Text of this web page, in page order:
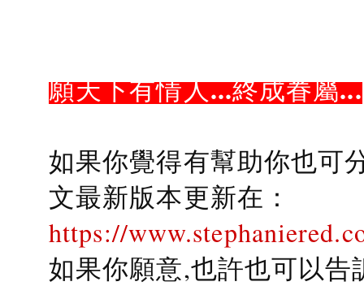
願天下有情人...終成眷屬...
如果你覺得有幫助你也可
文最新版本更新在：
https://
如果你願意,也許也可以